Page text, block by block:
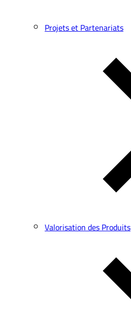
Projets et Partenariats
Valorisation des Produits